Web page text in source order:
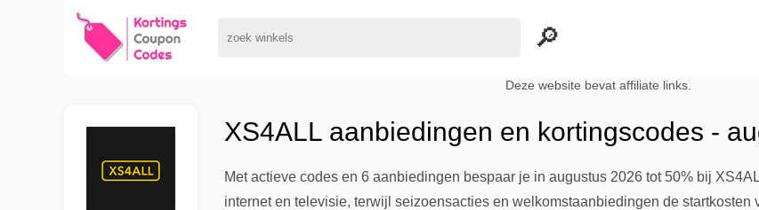
Deze website bevat affiliate links.
XS4ALL aanbiedingen en kortingscodes -
Met actieve codes en 6 aanbiedingen bespaar je in augustus 2026 tot 50% bij
internet en televisie, terwijl seizoensacties en welkomstaanbiedingen de startkosten